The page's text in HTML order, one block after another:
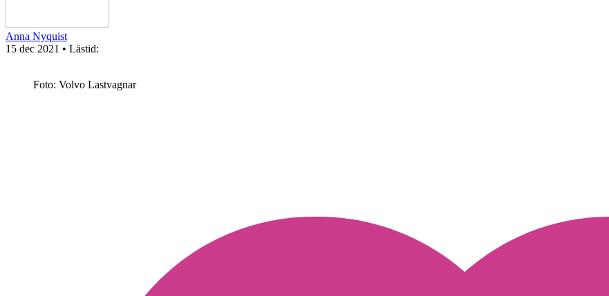
Anna Nyquist
15 dec 2021 • Lästid:
Foto: Volvo Lastvagnar